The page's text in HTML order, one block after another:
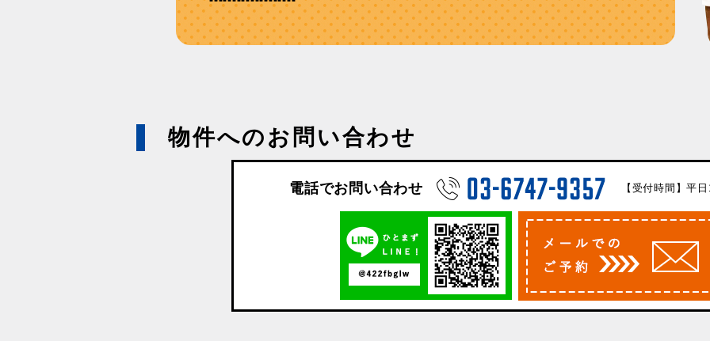
物件へのお問い合わせ
電話でお問い合わせ 【受付時間】平